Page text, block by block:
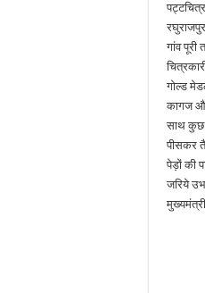
गांव
गोल्ड
कागज
साथ कुछ
पीसकर
पेड़ों की
जरिये